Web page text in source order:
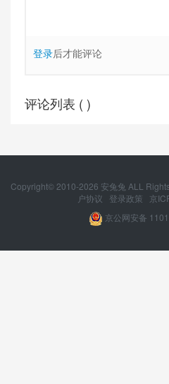
登录后才能评论
评论列表 ( )
Copyright© 2010-2026 安兔兔 ALL
户协议
登录政策
京
京公网安备